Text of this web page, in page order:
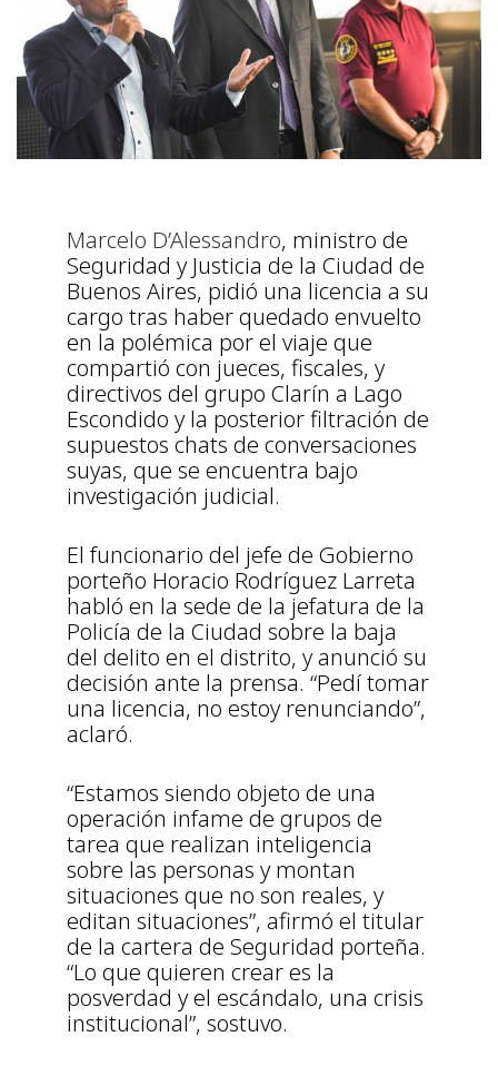
Marcelo D’Alessandro, ministro de
Seguridad y Justicia de la Ciudad de
Buenos Aires, pidió una licencia a su
cargo tras haber quedado envuelto
en la polémica por el viaje que
compartió con jueces, fiscales, y
directivos del grupo Clarín a Lago
Escondido y la posterior filtración de
supuestos chats de conversaciones
suyas, que se encuentra bajo
investigación judicial.
El funcionario del jefe de Gobierno
porteño Horacio Rodríguez Larreta
habló en la sede de la jefatura de la
Policía de la Ciudad sobre la baja
del delito en el distrito, y anunció su
decisión ante la prensa. “Pedí tomar
una licencia, no estoy renunciando”,
aclaró.
“Estamos siendo objeto de una
operación infame de grupos de
tarea que realizan inteligencia
sobre las personas y montan
situaciones que no son reales, y
editan situaciones”, afirmó el titular
de la cartera de Seguridad porteña.
“Lo que quieren crear es la
posverdad y el escándalo, una crisis
institucional”, sostuvo.